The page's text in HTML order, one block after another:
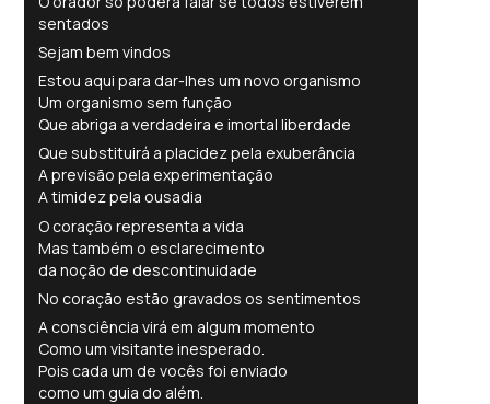
sentados
Sejam bem vindos
Estou aqui para dar-lhes um novo organismo
Um organismo sem função
Que abriga a verdadeira e imortal liberdade
Que substituirá a placidez pela exuberância
A previsão pela experimentação
A timidez pela ousadia
O coração representa a vida
Mas também o esclarecimento
da noção de descontinuidade
No coração estão gravados os sentimentos
A consciência virá em algum momento
Como um visitante inesperado.
Pois cada um de vocês foi enviado
como um guia do além.